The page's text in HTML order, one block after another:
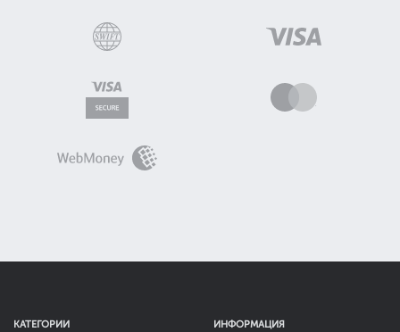
КАТЕГОРИИ ИНФОРМАЦИЯ